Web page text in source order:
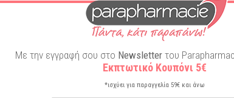
Με την εγγραφή σου στο Newsletter του
Εκπτωτικό Κουπόνι 5€
*ισχύει για παραγγελία 59€ και άνω